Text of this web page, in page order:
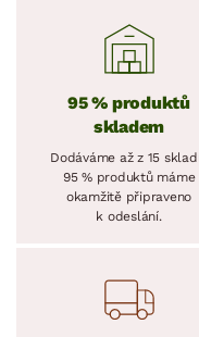
95 % produktů
skladem
Dodáváme až z 15
95 % produktů máme
okamžitě připraveno
k odeslání.